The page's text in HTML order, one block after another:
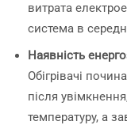
витрата
система в
Наявність
Обігрівачі
після
температуру, а